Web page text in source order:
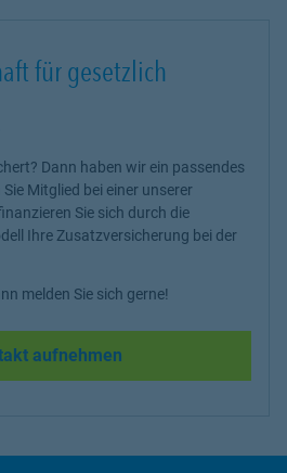
für gesetzlich
Dann haben wir ein passendes
Mitglied bei einer unserer
Sie sich durch die
Ihre Zusatzversicherung bei der
melden Sie sich gerne!
aufnehmen